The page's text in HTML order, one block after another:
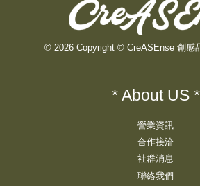
© 2026 Copyright © CreASEnse 創感
* About US *
營業資訊
合作接洽
社群消息
聯絡我們